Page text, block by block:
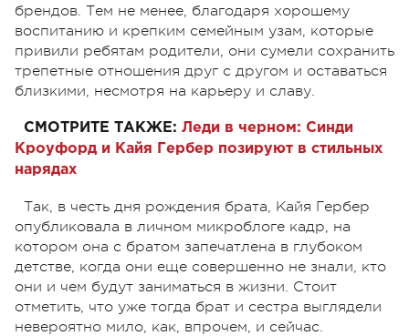
брендов. Тем не менее, благодаря хорошему
воспитанию и крепким семейным узам, которые
привили ребятам родители, они сумели сохранить
трепетные отношения друг с другом и оставаться
близкими, несмотря на карьеру и славу.
СМОТРИТЕ ТАКЖЕ: Леди в черном: Синди
Кроуфорд и Кайя Гербер позируют в стильных
нарядах
Так, в честь дня рождения брата, Кайя Гербер
опубликовала в личном микроблоге кадр, на
котором она с братом запечатлена в глубоком
детстве, когда они еще совершенно не знали, кто
они и чем будут заниматься в жизни. Стоит
отметить, что уже тогда брат и сестра выглядели
невероятно мило, как, впрочем, и сейчас.